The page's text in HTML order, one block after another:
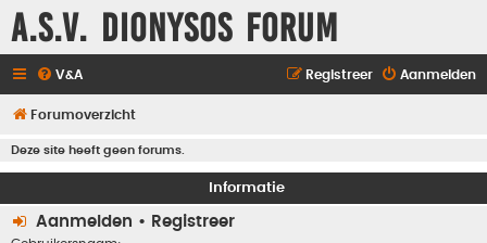
A.S.V. Dionysos Forum
V&A Aanmelden
Registreer
Forumoverzicht
Deze site heeft geen forums.
Informatie
Aanmelden • Registreer